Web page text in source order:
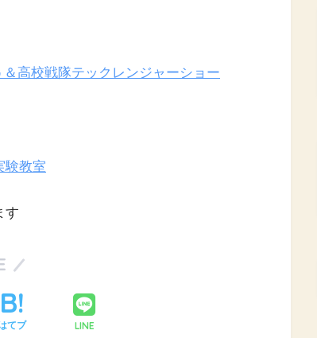
高校戦隊テックレンジャーショー
験教室
す
てブ LINE